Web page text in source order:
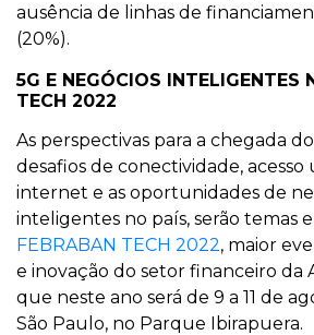
ausência de linhas de
(20%).
5G E NEGÓCIOS INTELIGENTES
TECH 2022
As perspectivas para a chegada
desafios de conectividade, acesso
internet e as oportunidades de
inteligentes no país, serão temas
FEBRABAN TECH 2022, maior
e inovação do setor financeiro da
que neste ano será de 9 a 11 de
São Paulo, no Parque Ibirapuera.